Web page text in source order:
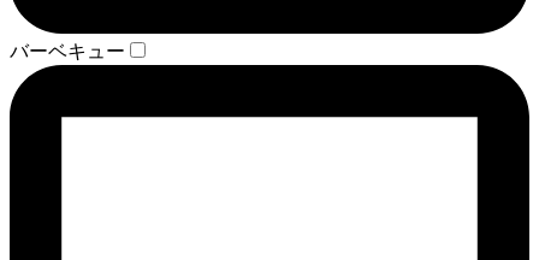
バーベキュー